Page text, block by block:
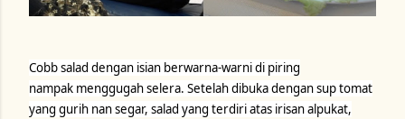
Cobb salad dengan isian berwarna-warni di piring
nampak menggugah selera. Setelah dibuka dengan sup tomat
yang gurih nan segar, salad yang terdiri atas irisan alpukat,